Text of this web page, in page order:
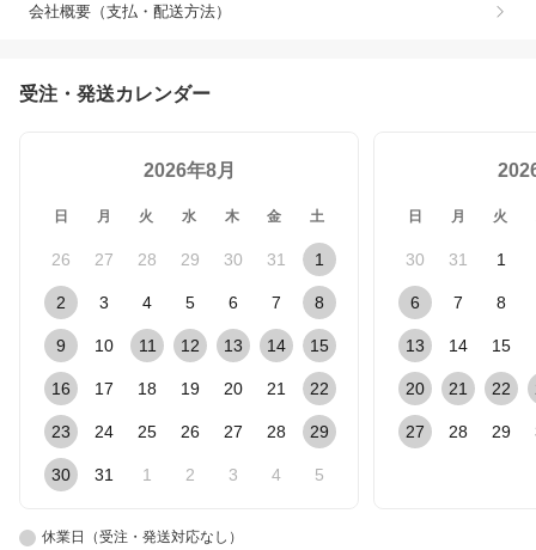
会社概要（支払・配送方法）
受注・発送カレンダー
2026年8月
日 月 火 水 木 金 土
26 27 28 29 30 31 1
2 3 4 5 6 7 8
9 10 11 12 13 14 15
16 17 18 19 20 21 22
23 24 25 26 27 28 29
30 31 1 2 3 4 5
日 月 火
30 31 1
6 7 8
13 14 15
20 21 22
27 28 29
休業日（受注・発送対応なし）